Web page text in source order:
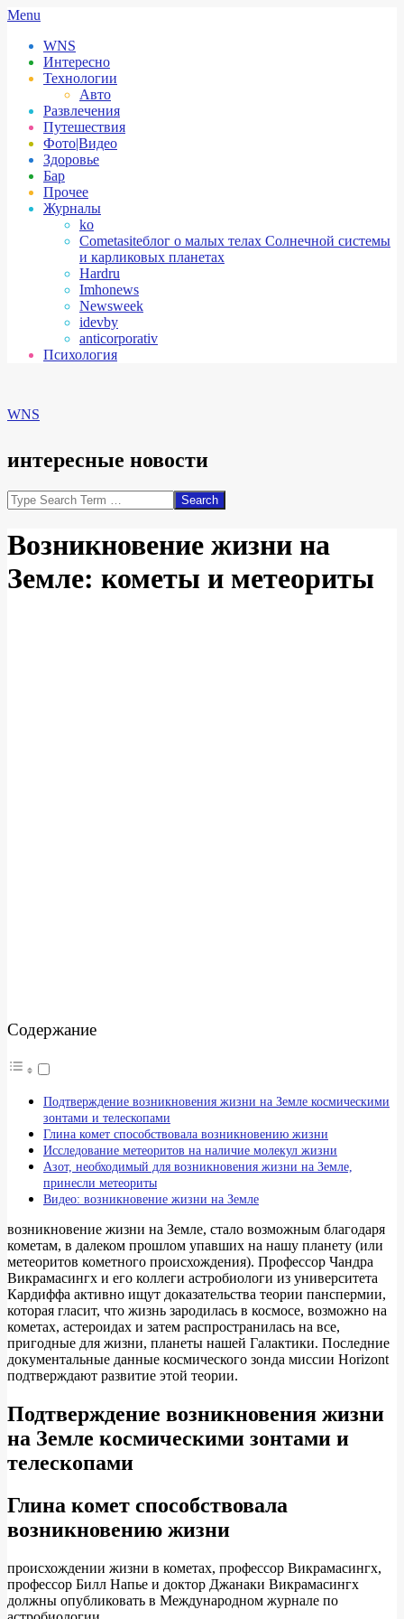
Skip
content
Secondary
Menu
Menu
WNS
Интересно
Технологии
Авто
Развлечения
Путешествия
Фото|Видео
Здоровье
Бар
Прочее
Журналы
ko
Cometasiteблог о малых телах Солнечной системы
и карликовых планетах
Hardru
Imhonews
Newsweek
idevby
anticorporativ
Психология
WNS
интересные новости
Search
Возникновение жизни на
Земле: кометы и метеориты
Содержание
Подтверждение возникновения жизни на Земле космическими
зонтами и телескопами
Глина комет способствовала возникновению жизни
Исследование метеоритов на наличие молекул жизни
Азот, необходимый для возникновения жизни на Земле,
принесли метеориты
Видео: возникновение жизни на Земле
возникновение жизни на Земле, стало возможным благодаря
кометам, в далеком прошлом упавших на нашу планету (или
метеоритов кометного происхождения). Профессор Чандра
Викрамасингх и его коллеги астробиологи из университета
Кардиффа активно ищут доказательства теории панспермии,
которая гласит, что жизнь зародилась в космосе, возможно на
кометах, астероидах и затем распространилась на все,
пригодные для жизни, планеты нашей Галактики. Последние
документальные данные космического зонда миссии Horizont
подтверждают развитие этой теории.
Подтверждение возникновения жизни
на Земле космическими зонтами и
телескопами
Глина комет способствовала
возникновению жизни
происхождении жизни в кометах, профессор Викрамасингх,
профессор Билл Напье и доктор Джанаки Викрамасингх
должны опубликовать в Международном журнале по